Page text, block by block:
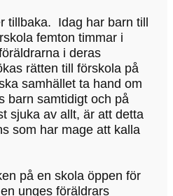
tillbaka. Idag har barn till
femton timmar i
i deras
rätten till förskola på
samhället ta hand om
barn samtidigt och på
sjuka av allt, är att detta
som har mage att kalla
på en skola öppen för
unges föräldrars